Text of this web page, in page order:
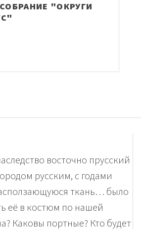
"ОКРУГИ
восточно прусский
русским, с годами
ткань… было
её в костюм по нашей
Каковы портные? Кто будет